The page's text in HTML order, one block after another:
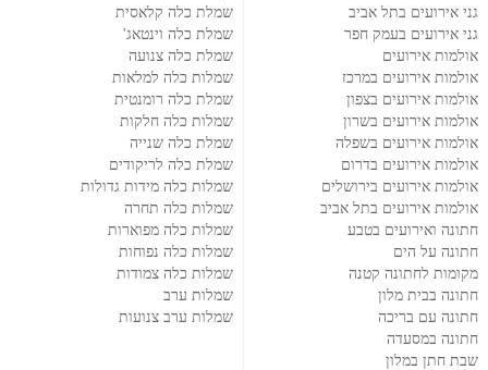
גני אירועים בתל אביב
גני אירועים בעמק חפר
אולמות אירועים
אולמות אירועים במרכז
אולמות אירועים בצפון
אולמות אירועים בשרון
אולמות אירועים בשפלה
אולמות אירועים בדרום
אולמות אירועים בירושלים
אולמות אירועים בתל אביב
חתונה ואירועים בטבע
חתונה על הים
מקומות לחתונה קטנה
חתונה בבית מלון
חתונה עם בריכה
חתונה במסעדה
שבת חתן במלון
שמלת כלה קלאסית
שמלת כלה וינטאג'
שמלת כלה צנועה
שמלות כלה למלאות
שמלת כלה רומנטית
שמלות כלה חלקות
שמלת כלה שנייה
שמלת כלה לריקודים
שמלות כלה מידות גדולות
שמלות כלה תחרה
שמלות כלה מפוארות
שמלות כלה נפוחות
שמלות כלה צמודות
שמלות ערב
שמלות ערב צנועות